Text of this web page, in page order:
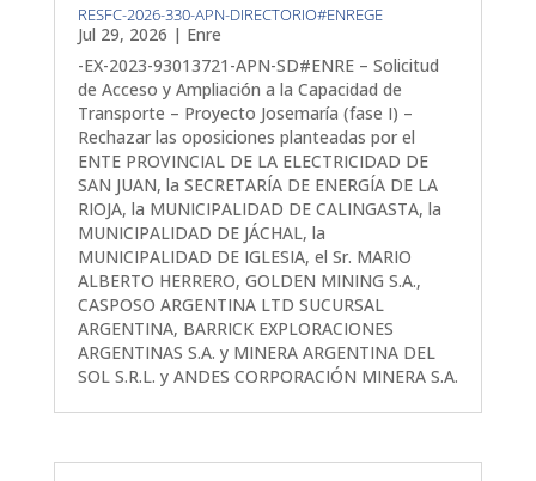
RESFC-2026-330-APN-DIRECTORIO#ENREGE
Jul 29, 2026 | Enre
-EX-2023-93013721-APN-SD#ENRE – Solicitud
de Acceso y Ampliación a la Capacidad de
Transporte – Proyecto Josemaría (fase I) –
Rechazar las oposiciones planteadas por el
ENTE PROVINCIAL DE LA ELECTRICIDAD DE
SAN JUAN, la SECRETARÍA DE ENERGÍA DE LA
RIOJA, la MUNICIPALIDAD DE CALINGASTA, la
MUNICIPALIDAD DE JÁCHAL, la
MUNICIPALIDAD DE IGLESIA, el Sr. MARIO
ALBERTO HERRERO, GOLDEN MINING S.A.,
CASPOSO ARGENTINA LTD SUCURSAL
ARGENTINA, BARRICK EXPLORACIONES
ARGENTINAS S.A. y MINERA ARGENTINA DEL
SOL S.R.L. y ANDES CORPORACIÓN MINERA S.A.